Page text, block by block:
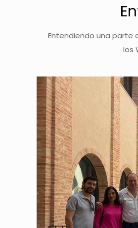
Entendiendo una parte
los